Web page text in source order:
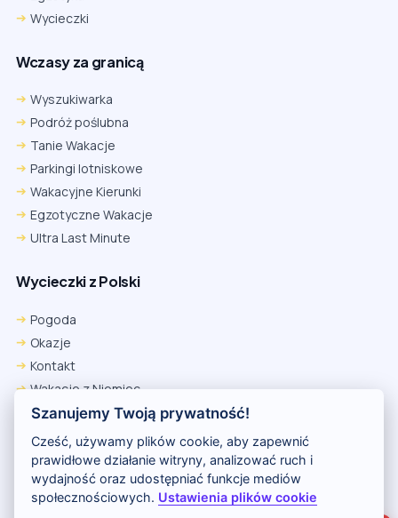
Wycieczki
Wczasy za granicą
Wyszukiwarka
Podróż poślubna
Tanie Wakacje
Parkingi lotniskowe
Wakacyjne Kierunki
Egzotyczne Wakacje
Ultra Last Minute
Wycieczki z Polski
Pogoda
Okazje
Kontakt
Wakacje z Niemiec
Polityka Prywatności
Wakacje w Egipcie
Rankingi hoteli
Firefox
Ustawienia → Prywatność i bezpieczeństwo → Pliki cookie innych
firm → ustaw „Zezwalaj”.
Na czas rezerwacji nie blokuj cookies i śledzenia dla tej witryny.
Szanujemy Twoją prywatność!
Cześć, używamy plików cookie, aby zapewnić
prawidłowe działanie witryny, analizować ruch i
wydajność oraz udostępniać funkcje mediów
społecznościowych. Ustawienia plików cookie